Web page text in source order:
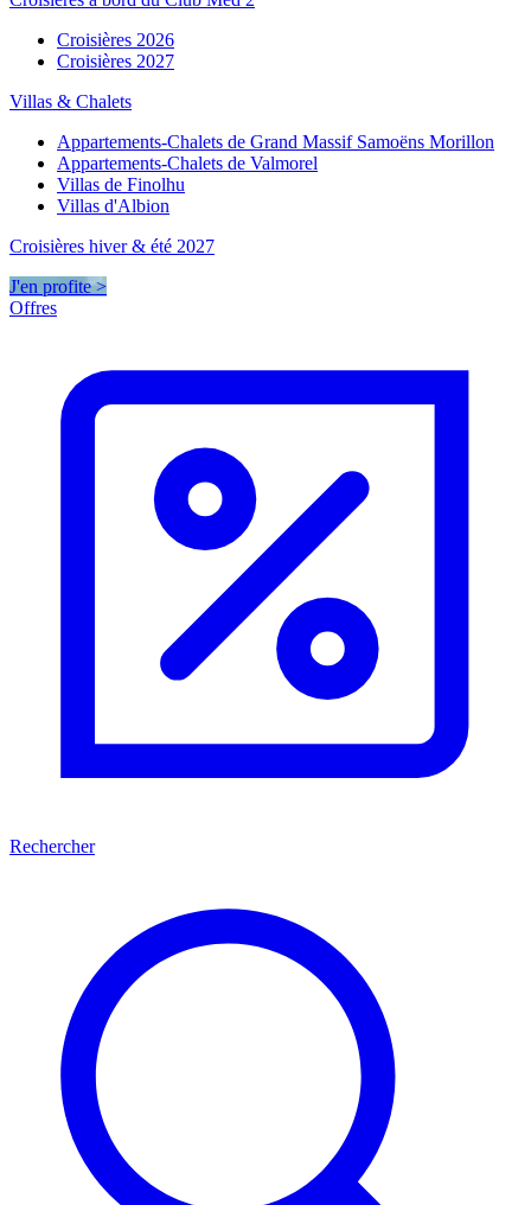
Croisières 2026
Croisières 2027
Villas & Chalets
Appartements-Chalets de Grand Massif Samoëns Morillon
Appartements-Chalets de Valmorel
Villas de Finolhu
Villas d'Albion
Croisières hiver & été 2027
J'en profite >
Offres
Rechercher